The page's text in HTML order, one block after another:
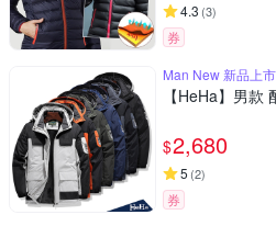
4.3 (3)
券
Man New 新品上市
【HeHa】男款
$2,680
5 (2)
券